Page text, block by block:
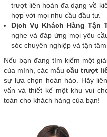
trượt liên hoàn đa dạng về
hợp với mọi nhu cầu đầu tư.
Dịch Vụ Khách Hàng Tận
nghe và đáp ứng mọi yêu
sóc chuyên nghiệp và tận tâm.
Nếu bạn đang tìm kiếm một
của mình, các mẫu cầu trượt
sự lựa chọn hoàn hảo. Hãy
vấn và thiết kế một khu vui
toàn cho khách hàng của bạn!